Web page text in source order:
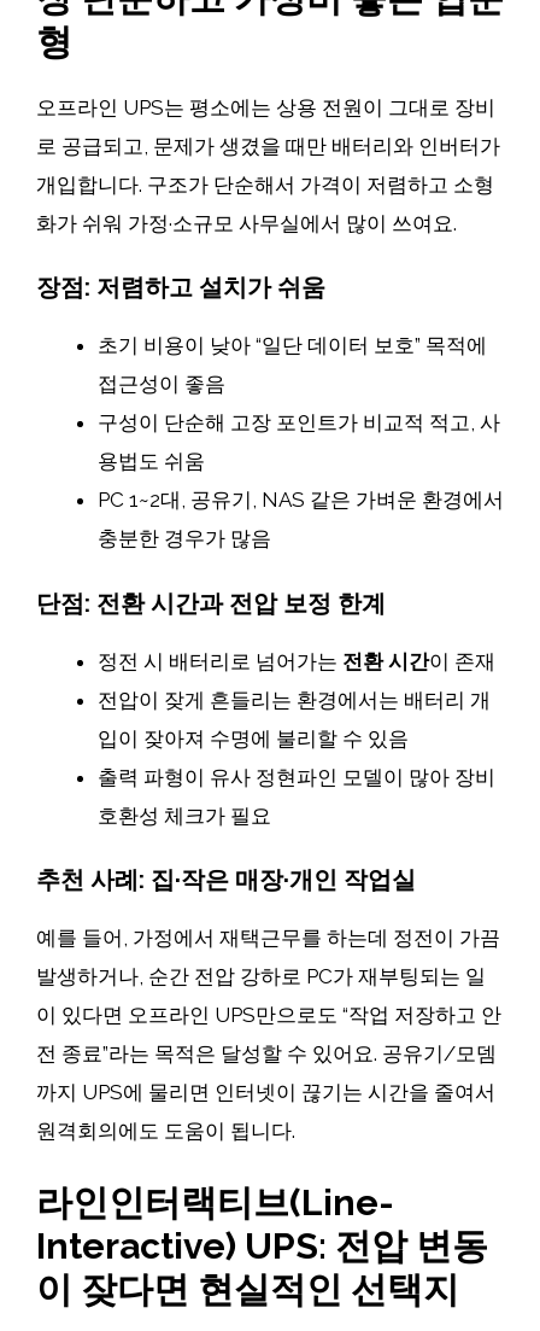
형
오프라인 UPS는 평소에는 상용 전원이 그대로 장비
로 공급되고, 문제가 생겼을 때만 배터리와 인버터가
개입합니다. 구조가 단순해서 가격이 저렴하고 소형
화가 쉬워 가정·소규모 사무실에서 많이 쓰여요.
장점: 저렴하고 설치가 쉬움
초기 비용이 낮아 “일단 데이터 보호” 목적에
접근성이 좋음
구성이 단순해 고장 포인트가 비교적 적고, 사
용법도 쉬움
PC 1~2대, 공유기, NAS 같은 가벼운 환경에서
충분한 경우가 많음
단점: 전환 시간과 전압 보정 한계
정전 시 배터리로 넘어가는 전환 시간이 존재
전압이 잦게 흔들리는 환경에서는 배터리 개
입이 잦아져 수명에 불리할 수 있음
출력 파형이 유사 정현파인 모델이 많아 장비
호환성 체크가 필요
추천 사례: 집·작은 매장·개인 작업실
예를 들어, 가정에서 재택근무를 하는데 정전이 가끔
발생하거나, 순간 전압 강하로 PC가 재부팅되는 일
이 있다면 오프라인 UPS만으로도 “작업 저장하고 안
전 종료”라는 목적은 달성할 수 있어요. 공유기/모뎀
까지 UPS에 물리면 인터넷이 끊기는 시간을 줄여서
원격회의에도 도움이 됩니다.
라인인터랙티브(Line-
Interactive) UPS: 전압 변동
이 잦다면 현실적인 선택지